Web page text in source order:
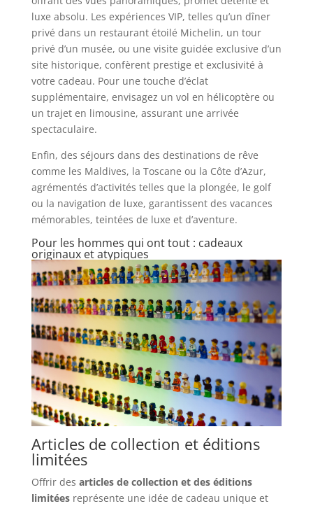
luxe absolu. Les expériences VIP, telles qu’un dîner
privé dans un restaurant étoilé Michelin, un tour
privé d’un musée, ou une visite guidée exclusive d’un
site historique, confèrent prestige et exclusivité à
votre cadeau. Pour une touche d’éclat
supplémentaire, envisagez un vol en hélicoptère ou
un trajet en limousine, assurant une arrivée
spectaculaire.
Enfin, des séjours dans des destinations de rêve
comme les Maldives, la Toscane ou la Côte d’Azur,
agrémentés d’activités telles que la plongée, le golf
ou la navigation de luxe, garantissent des vacances
mémorables, teintées de luxe et d’aventure.
Pour les hommes qui ont tout : cadeaux
originaux et atypiques
Articles de collection et éditions
limitées
Offrir des articles de collection et des éditions
limitéesreprésente une idée de cadeau unique et